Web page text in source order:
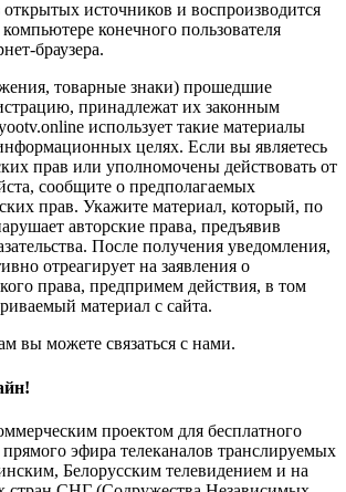
открытых источников и воспроизводится
конечного пользователя
браузера.
товарные знаки) прошедшие
принадлежат их законным
использует такие материалы
целях. Если вы являетесь
прав или уполномочены действовать от
сообщите о предполагаемых
прав. Укажите материал, который, по
авторские права, предъявив
После получения уведомления,
отреагирует на заявления о
права, предпримем действия, в том
материал с сайта.
вы можете связаться с нами.
проектом для бесплатного
эфира телеканалов транслируемых
Белорусским телевидением и на